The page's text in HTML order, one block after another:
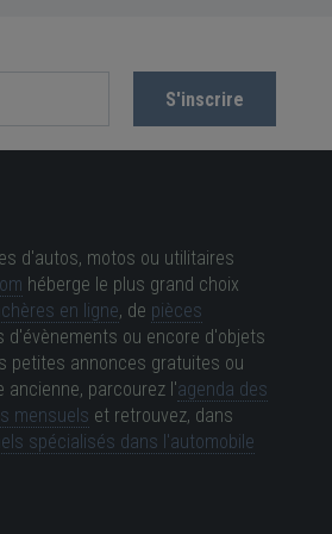
d'autos, motos ou utilitaires
héberge le plus grand choix
en ligne, de pièces
d'évènements ou encore d'objets
petites annonces gratuites ou
ancienne, parcourez l'agenda des
mensuels et retrouvez, dans
spécialisés dans l'automobile